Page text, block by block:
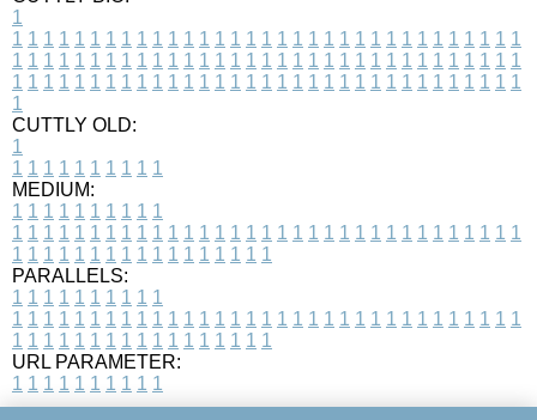
1
1 1 1 1 1 1 1 1 1 1 1 1 1 1 1 1 1 1 1 1 1 1 1 1 1 1 1 1 1 1 1 1 1
1 1 1 1 1 1 1 1 1 1 1 1 1 1 1 1 1 1 1 1 1 1 1 1 1 1 1 1 1 1 1 1 1
1 1 1 1 1 1 1 1 1 1 1 1 1 1 1 1 1 1 1 1 1 1 1 1 1 1 1 1 1 1 1 1 1
1
CUTTLY OLD:
1
1 1 1 1 1 1 1 1 1 1
MEDIUM:
1 1 1 1 1 1 1 1 1 1
1 1 1 1 1 1 1 1 1 1 1 1 1 1 1 1 1 1 1 1 1 1 1 1 1 1 1 1 1 1 1 1 1
1 1 1 1 1 1 1 1 1 1 1 1 1 1 1 1 1
PARALLELS:
1 1 1 1 1 1 1 1 1 1
1 1 1 1 1 1 1 1 1 1 1 1 1 1 1 1 1 1 1 1 1 1 1 1 1 1 1 1 1 1 1 1 1
1 1 1 1 1 1 1 1 1 1 1 1 1 1 1 1 1
URL PARAMETER:
1 1 1 1 1 1 1 1 1 1